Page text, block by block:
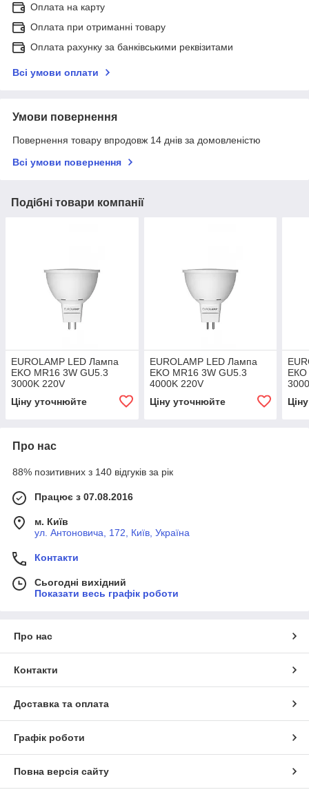
Оплата на карту
Оплата при отриманні товару
Оплата рахунку за банківськими реквізитами
Всі умови оплати
Умови повернення
Повернення товару впродовж 14 днів за домовленістю
Всі умови повернення
Подібні товари компанії
EUROLAMP LED Лампа
EKO MR16 3W GU5.3
3000K 220V
Ціну уточнюйте
EUROLAMP LED Лампа
EKO MR16 3W GU5.3
4000K 220V
Ціну уточнюйте
ЕКО
Про нас
88% позитивних з 140 відгуків за рік
Працює з 07.08.2016
м. Київ
ул. Антоновича, 172, Київ, Україна
Контакти
Сьогодні вихідний
Показати весь графік роботи
Про нас
Контакти
Доставка та оплата
Графік роботи
Повна версія сайту